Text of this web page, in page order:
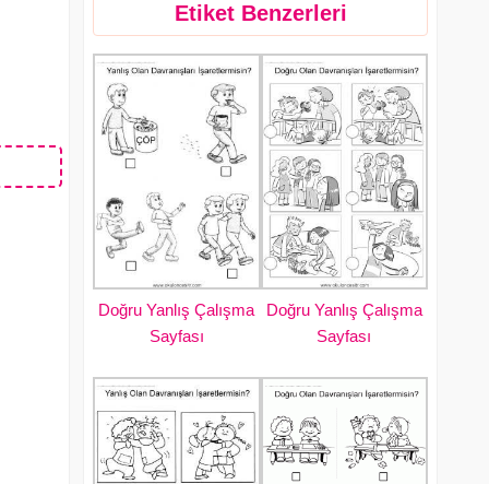
Etiket Benzerleri
Doğru Yanlış Çalışma
Sayfası
Doğru Yanlış Çalışma
Sayfası